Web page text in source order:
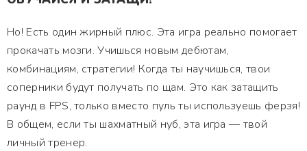
Но! Есть один жирный плюс. Эта игра реально помогает
прокачать мозги. Учишься новым дебютам,
комбинациям, стратегии! Когда ты научишься, твои
соперники будут получать по щам. Это как затащить
раунд в FPS, только вместо пуль ты используешь ферзя!
В общем, если ты шахматный нуб, эта игра — твой
личный тренер.